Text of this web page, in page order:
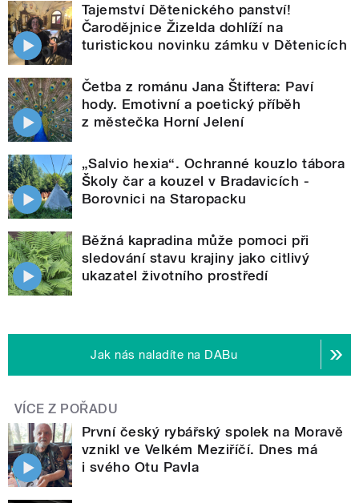
Tajemství Dětenického panství!
Čarodějnice Žizelda dohlíží na
turistickou novinku zámku v Dětenicích
Četba z románu Jana Štiftera: Paví
hody. Emotivní a poetický příběh
z městečka Horní Jelení
„Salvio hexia“. Ochranné kouzlo tábora
Školy čar a kouzel v Bradavicích -
Borovnici na Staropacku
Běžná kapradina může pomoci při
sledování stavu krajiny jako citlivý
ukazatel životního prostředí
Jak nás naladíte na DABu
VÍCE Z POŘADU
První český rybářský spolek na Moravě
vznikl ve Velkém Meziříčí. Dnes má
i svého Otu Pavla